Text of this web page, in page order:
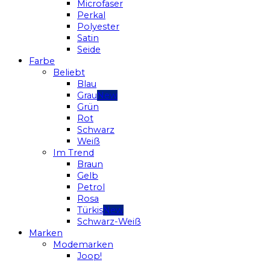
Microfaser
Perkal
Polyester
Satin
Seide
Farbe
Beliebt
Blau
Grau
Grün
Rot
Schwarz
Weiß
Im Trend
Braun
Gelb
Petrol
Rosa
Türkis
Schwarz-Weiß
Marken
Modemarken
Joop!